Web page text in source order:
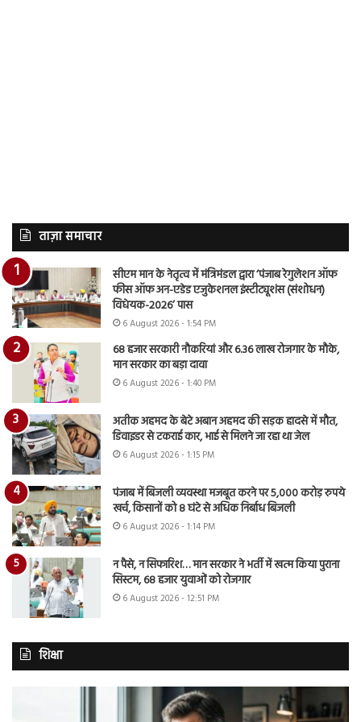
ताज़ा समाचार
सीएम मान के नेतृत्व में मंत्रिमंडल द्वारा ‘पंजाब रेगुलेशन ऑफ
फीस ऑफ अन-एडेड एजुकेशनल इंस्टीट्यूशंस (संशोधन)
विधेयक-2026’ पास
6 August 2026 - 1:54 PM
68 हजार सरकारी नौकरियां और 6.36 लाख रोजगार के मौके,
मान सरकार का बड़ा दावा
6 August 2026 - 1:40 PM
अतीक अहमद के बेटे अबान अहमद की सड़क हादसे में मौत,
डिवाइडर से टकराई कार, भाई से मिलने जा रहा था जेल
6 August 2026 - 1:15 PM
पंजाब में बिजली व्यवस्था मजबूत करने पर 5,000 करोड़ रुपये
खर्च, किसानों को 8 घंटे से अधिक निर्बाध बिजली
6 August 2026 - 1:14 PM
न पैसे, न सिफारिश… मान सरकार ने भर्ती में खत्म किया पुराना
सिस्टम, 68 हजार युवाओं को रोजगार
6 August 2026 - 12:51 PM
शिक्षा